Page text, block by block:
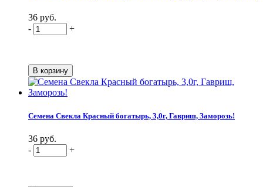
36 руб.
-
+
Семена Свекла Красный богатырь, 3,0г, Гавриш, Заморозь!
36 руб.
-
+